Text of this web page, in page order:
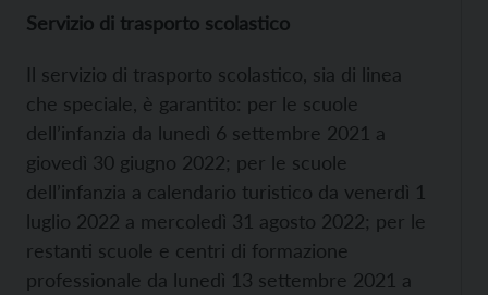
Servizio di trasporto scolastico
Il servizio di trasporto scolastico, sia di linea
che speciale, è garantito: per le scuole
dell’infanzia da lunedì 6 settembre 2021 a
giovedì 30 giugno 2022; per le scuole
dell’infanzia a calendario turistico da venerdì 1
luglio 2022 a mercoledì 31 agosto 2022; per le
restanti scuole e centri di formazione
professionale da lunedì 13 settembre 2021 a